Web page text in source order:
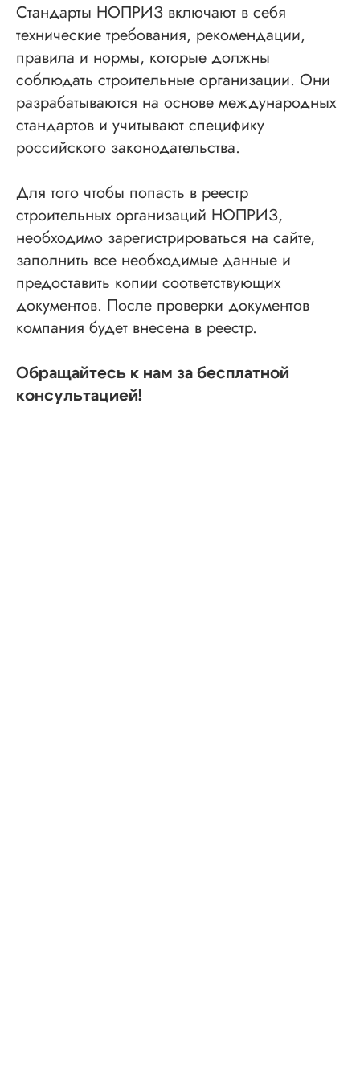
Стандарты НОПРИЗ включают в себя
технические требования, рекомендации,
правила и нормы, которые должны
соблюдать строительные организации. Они
разрабатываются на основе международных
стандартов и учитывают специфику
российского законодательства.
Для того чтобы попасть в реестр
строительных организаций НОПРИЗ,
необходимо зарегистрироваться на сайте,
заполнить все необходимые данные и
предоставить копии соответствующих
документов. После проверки документов
компания будет внесена в реестр.
Обращайтесь к нам за бесплатной
консультацией!